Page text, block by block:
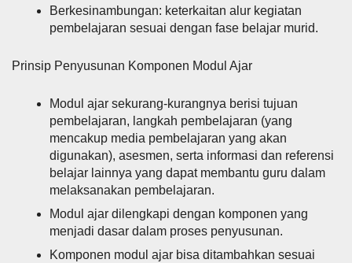
Berkesinambungan: keterkaitan alur kegiatan
pembelajaran sesuai dengan fase belajar murid.
Prinsip Penyusunan Komponen Modul Ajar
Modul ajar sekurang-kurangnya berisi tujuan
pembelajaran, langkah pembelajaran (yang
mencakup media pembelajaran yang akan
digunakan), asesmen, serta informasi dan referensi
belajar lainnya yang dapat membantu guru dalam
melaksanakan pembelajaran.
Modul ajar dilengkapi dengan komponen yang
menjadi dasar dalam proses penyusunan.
Komponen modul ajar bisa ditambahkan sesuai